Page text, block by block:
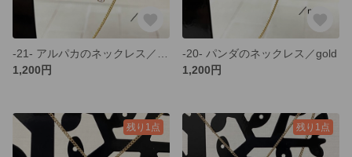
1,200円
-20- パンダのネックレス／gold
1,200円
残り1点 残り1点